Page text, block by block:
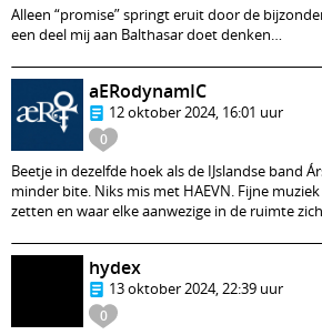
Alleen “promise” springt eruit door de
een deel mij aan Balthasar doet denken…
0
aERodynamIC
12 oktober 2024, 16:01 uur
Beetje in dezelfde hoek als de IJslandse band
minder bite. Niks mis met HAEVN. Fijne
zetten en waar elke aanwezige in de ruimte
0
hydex
13 oktober 2024, 22:39 uur